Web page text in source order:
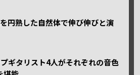
円熟した自然体で伸び伸びと演
ギタリスト4人がそれぞれの音色